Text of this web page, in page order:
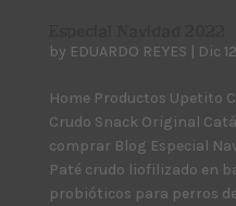
by EDUARDO REYES Dic
Home Productos Upetito
Crudo Snack Original
comprar Blog Especial
Paté crudo liofilizado en
probióticos para perros